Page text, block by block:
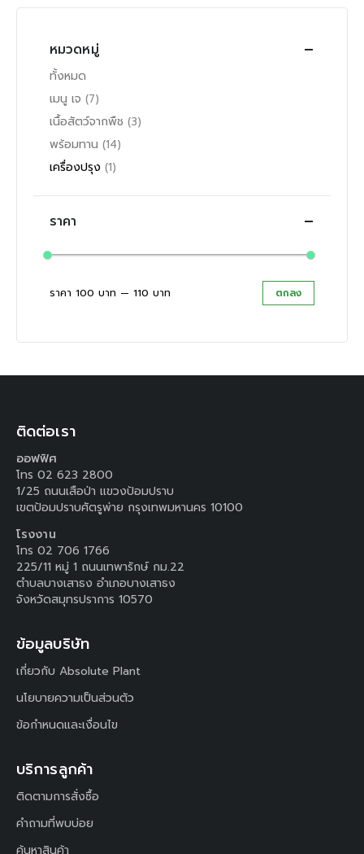
หมวดหมู่
ทั้งหมด
เมนู เจ (7)
เนื้อสัตว์จากพืช (3)
พร้อมทาน (14)
เครื่องปรุง (1)
ราคา
สุด
ตกลง
ราคา 100 บาท — 110 บาท
ติดต่อเรา
ออฟฟิศ
โทร 02 623 2800
1/25 ถนนเสือป่า แขวงป้อมปราบ
เขตป้อมปราบศัตรูพ่าย กรุงเทพมหานคร 10100
โรงงาน
โทร 02 706 1766
225/11 หมู่ 1 ถนนเทพารักษ์ กม.22
ตำบลบางเสาธง อำเภอบางเสาธง
จังหวัดสมุทรปราการ 10570
ข้อมูลบริษัท
เกี่ยวกับ Absolute Plant
นโยบายความเป็นส่วนตัว
ข้อกำหนดและเงื่อนไข
บริการลูกค้า
ติดตามการสั่งซื้อ
คำถามที่พบบ่อย
ค้นหาสินค้า